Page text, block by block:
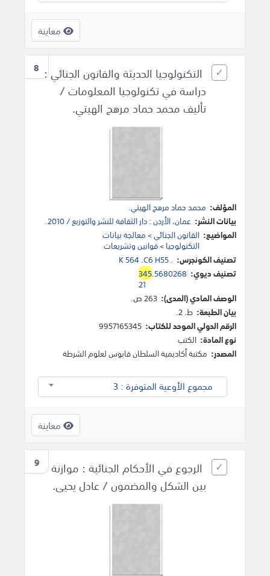
معاينة
8 التكنولوجيا الحديثة والقانون الجنائي :
دراسة في تكنولوجيا المعلومات /
تأليف محمد حماد مرهج الهيتي.
المؤلف: محمد حماد مرهج الهيتي.
بيانات النشر: عمان، الأردن : دار الثقافة للنشر والتوزيع / 2010.
المواضيع: القانون الجنائي>معالجة بيانات
التكنولوجيا>قوانين وتشريعات
تصنيف الكونجرس: K 564 .C6 H55 .
تصنيف ديوي:
345.5680268
21
الوصف المادي (المدى): 263 ص.
بيان الطبعة: ط. 2.
الرقم الدولي الموحد للكتاب: 9957165345
نوع المادة: الكتب
المصدر: مكتبة أكاديمية السلطان قابوس لعلوم الشرطة
مجموع الأوعية المتوفرة : 3
معاينة
9
الرجوع في الأحكام الجنائية : موازنة
بين الشكل والمضمون / عادل يحيى.